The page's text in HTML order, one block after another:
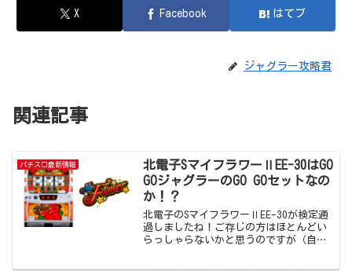
X Facebook はてブ
ジャグラー攻略君
関連記事
パチスロ最新情報
北電子SマイフラワーⅡEE-30はGO
GOジャグラーのGO GOセットなの
か！？
北電子のSマイフラワーⅡEE-30が検定通
過しましたね！ご存じの方はほとんどい
らっしゃらないかと思うのですが（自分